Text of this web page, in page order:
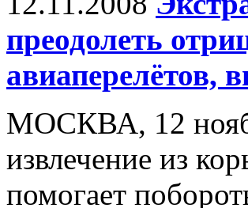
преодолеть
авиаперелётов,
МОСКВА, 12
извлечение из
помогает